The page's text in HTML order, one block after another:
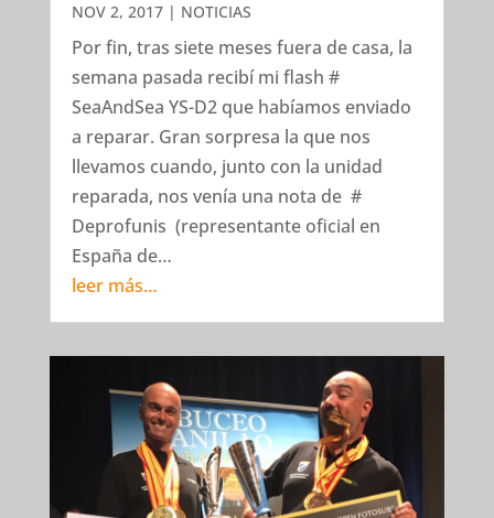
NOV 2, 2017| NOTICIAS
Por fin, tras siete meses fuera de casa, la
semana pasada recibí mi flash #
SeaAndSea YS-D2 que habíamos enviado
a reparar. Gran sorpresa la que nos
llevamos cuando, junto con la unidad
reparada, nos venía una nota de #
Deprofunis (representante oficial en
España de…
leer más…